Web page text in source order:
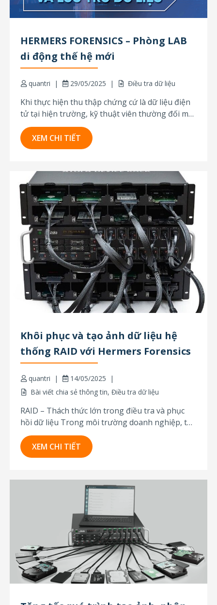
HERMERS FORENSICS – Phòng LAB
di động thế hệ mới
quantri 29/05/2025 Điều tra dữ liệu
Khi thực hiện thu thập chứng cứ là dữ liệu điện
tử tại hiện trường, kỹ thuật viên thường đối mặt
với tình huống có rất nhiều ổ cứng cần xử lý
ngay lập tức. Việc tháo gỡ, vận chuyển, sau đó
tạo ảnh và phân tích thủ công...
XEM CHI TIẾT
Khôi phục và tạo ảnh dữ liệu hệ
thống RAID với Hermers Forensics
quantri
14/05/2025
Bài viết chia sẻ thông tin, Điều tra dữ liệu
RAID – Thách thức lớn trong điều tra và phục
hồi dữ liệu Trong môi trường doanh nghiệp, tổ
chức hoặc cơ quan nhà nước, dữ liệu quan trọng
thường được lưu trữ trong các hệ thống RAID
(Redundant Array of Independent Disks) – giúp
XEM CHI TIẾT